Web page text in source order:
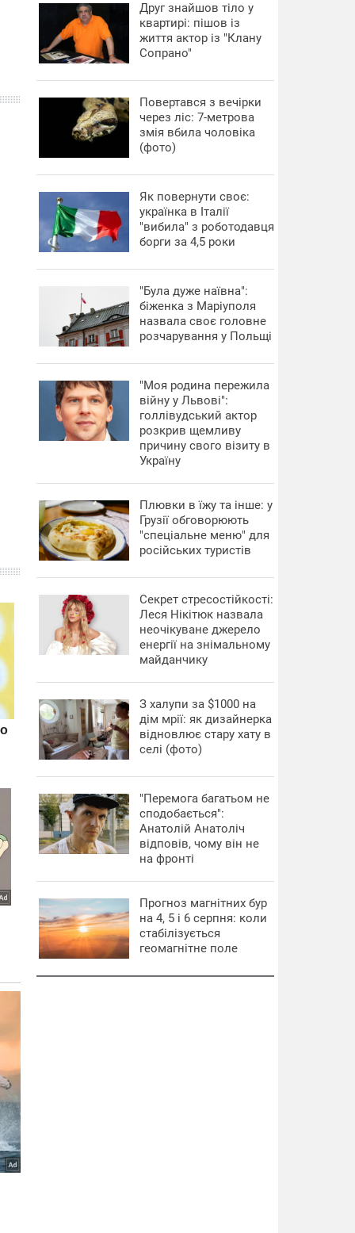
Друг знайшов тіло у
квартирі: пішов із
життя актор із "Клану
Сопрано"
Повертався з вечірки
через ліс: 7-метрова
змія вбила чоловіка
(фото)
​Як повернути своє:
українка в Італії
"вибила" з роботодавця
борги за 4,5 роки
"Була дуже наївна":
біженка з Маріуполя
назвала своє головне
розчарування у Польщі
"Моя родина пережила
війну у Львові":
голлівудський актор
розкрив щемливу
причину свого візиту в
Україну
Плювки в їжу та інше: у
Грузії обговорюють
"спеціальне меню" для
російських туристів
Секрет стресостійкості:
Леся Нікітюк назвала
неочікуване джерело
енергії на знімальному
майданчику
З халупи за $1000 на
дім мрії: як дизайнерка
відновлює стару хату в
селі (фото)
"Перемога багатьом не
сподобається":
Анатолій Анатоліч
відповів, чому він не
на фронті
Прогноз магнітних бур
на 4, 5 і 6 серпня: коли
стабілізується
геомагнітне поле